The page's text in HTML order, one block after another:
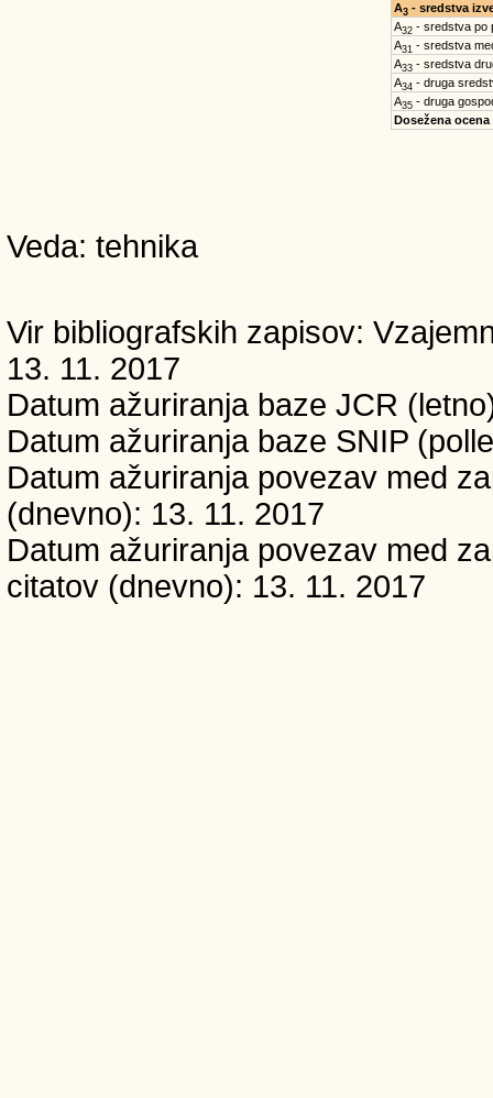
A3- sredstva
A32- sredstva po
A31 - sredstva
A33- sredstva
A34 - druga
A35- druga
Dosežena ocena
Veda: tehnika
Vir bibliografskih zapisov:
13. 11. 2017
Datum ažuriranja baze JCR
Datum ažuriranja baze SNIP
Datum ažuriranja povezav med
(dnevno): 13. 11. 2017
Datum ažuriranja povezav med
citatov (dnevno): 13. 11. 2017